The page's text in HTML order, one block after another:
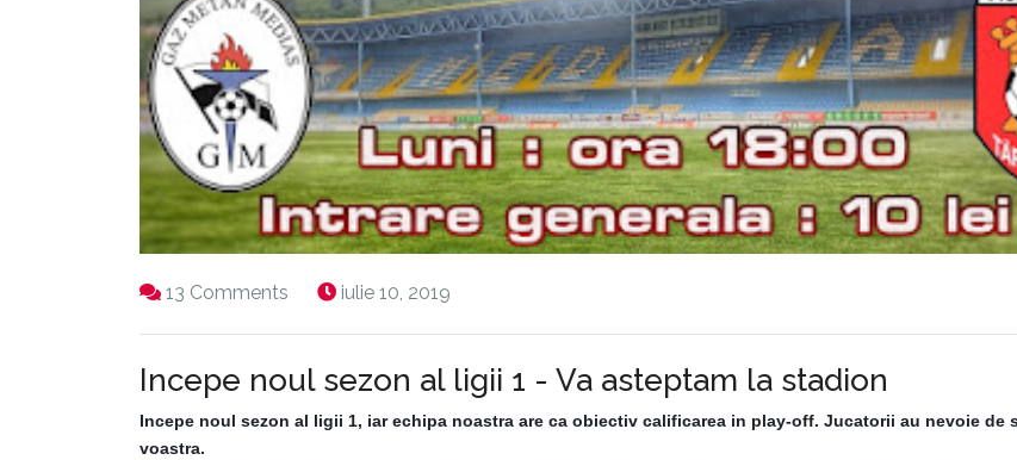
13 Comments iulie 10, 2019
Incepe noul sezon al ligii 1 - Va asteptam la stadion
Incepe noul sezon al ligii 1, iar echipa noastra are ca obiectiv calificarea in play-off. Jucatorii au nevoie de
voastra.